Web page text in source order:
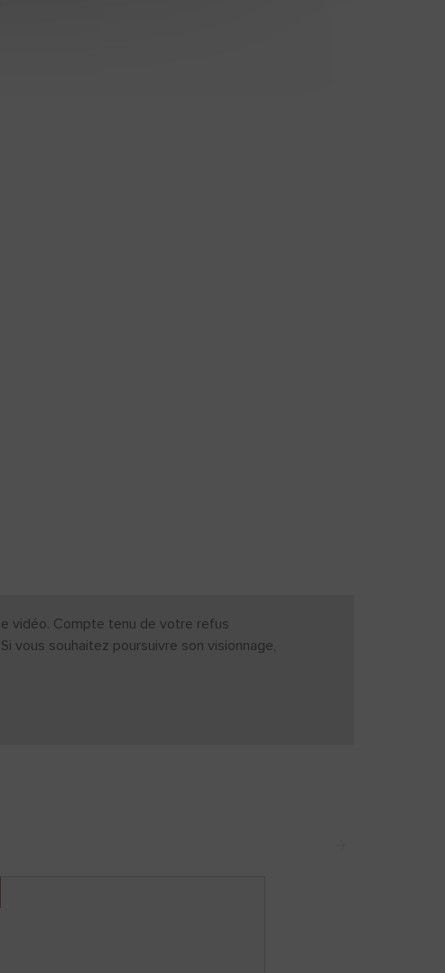
vidéo. Compte tenu de votre refus
vous souhaitez poursuivre son visionnage,